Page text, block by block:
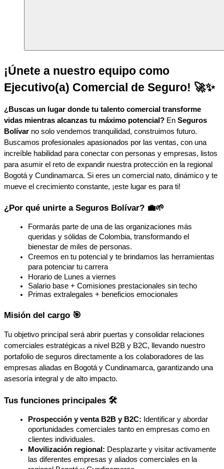
¡Únete a nuestro equipo como
Ejecutivo(a) Comercial de Seguro! 🚀✨
¿Buscas un lugar donde tu talento comercial transforme
vidas mientras alcanzas tu máximo potencial? En Seguros
Bolívar no solo vendemos tranquilidad, construimos futuro.
Buscamos profesionales apasionados por las ventas, con una
increíble habilidad para conectar con personas y empresas, listos
para asumir el reto de expandir nuestra protección en la regional
Bogotá y Cundinamarca. Si eres un comercial nato, dinámico y te
mueve el crecimiento constante, ¡este lugar es para ti!
¿Por qué unirte a Seguros Bolívar? 💼🌱
Formarás parte de una de las organizaciones más
queridas y sólidas de Colombia, transformando el
bienestar de miles de personas.
Creemos en tu potencial y te brindamos las herramientas
para potenciar tu carrera
Horario de Lunes a viernes
Salario base + Comisiones prestacionales sin techo
Primas extralegales + beneficios emocionales
Misión del cargo 🎯
Tu objetivo principal será abrir puertas y consolidar relaciones
comerciales estratégicas a nivel B2B y B2C, llevando nuestro
portafolio de seguros directamente a los colaboradores de las
empresas aliadas en Bogotá y Cundinamarca, garantizando una
asesoría integral y de alto impacto.
Tus funciones principales 🛠️
Prospección y venta B2B y B2C: Identificar y abordar
oportunidades comerciales tanto en empresas como en
clientes individuales.
Movilización regional: Desplazarte y visitar activamente
las diferentes empresas y aliados comerciales en la